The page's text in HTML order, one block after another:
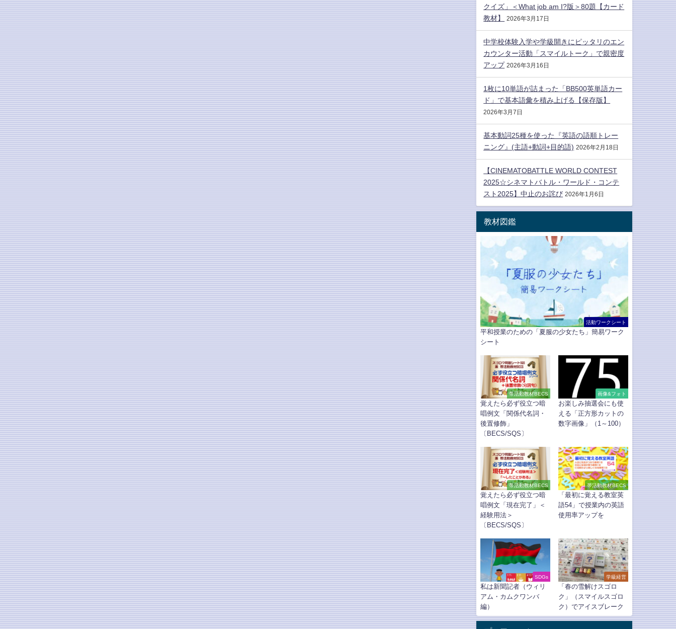
クイズ」＜What job am I?版＞80題【カード
教材】
2026年3月17日
中学校体験入学や学級開きにピッタリのエン
カウンター活動「スマイルトーク」で親密度
アップ 2026年3月16日
1枚に10単語が詰まった「BB500英単語カー
ド」で基本語彙を積み上げる【保存版】
2026年3月7日
基本動詞25種を使った『英語の語順トレー
ニング』(主語+動詞+目的語) 2026年2月18日
【CINEMATOBATTLE WORLD CONTEST
2025☆シネマトバトル・ワールド・コンテ
スト2025】中止のお詫び 2026年1月6日
教材図鑑
活動ワークシート
平和授業のための「夏服の少女たち」簡易ワーク
シート
帯活動教材BECS
覚えたら必ず役立つ暗
唱例文「関係代名詞・
後置修飾」
〔BECS/SQS〕
画像&フォト
お楽しみ抽選会にも使
える「正方形カットの
数字画像」（1～100）
帯活動教材BECS
覚えたら必ず役立つ暗
唱例文「現在完了」＜
経験用法＞
〔BECS/SQS〕
帯活動教材BECS
「最初に覚える教室英
語54」で授業内の英語
使用率アップを
SDGs
私は新聞記者（ウィリ
アム・カムクワンバ
編）
学級経営
「春の雪解けスゴロ
ク」（スマイルスゴロ
ク）でアイスブレーク